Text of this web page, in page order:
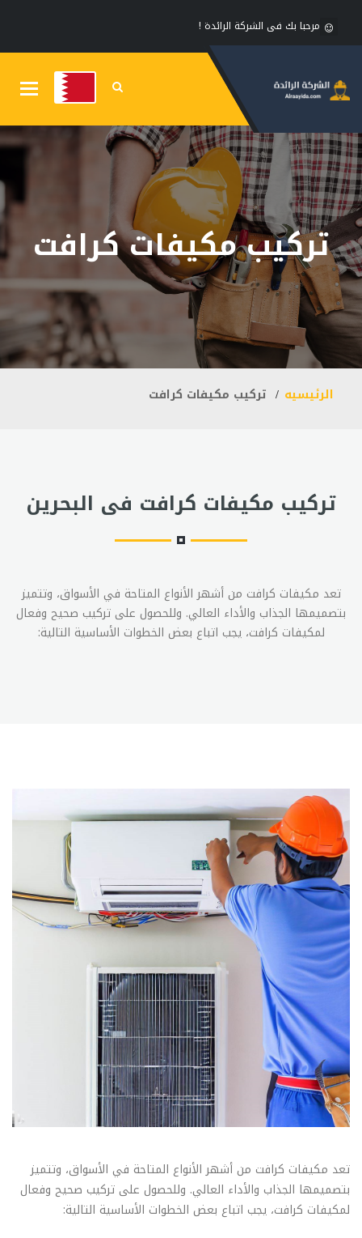
مرحبا بك فى الشركة الرائدة !
تركيب مكيفات كرافت
الرئيسيه تركيب مكيفات كرافت
تركيب مكيفات كرافت فى البحرين
تعد مكيفات كرافت من أشهر الأنواع المتاحة في الأسواق، وتتميز
بتصميمها الجذاب والأداء العالي. وللحصول على تركيب صحيح وفعال
لمكيفات كرافت، يجب اتباع بعض الخطوات الأساسية التالية:
تعد مكيفات كرافت من أشهر الأنواع المتاحة في الأسواق، وتتميز
بتصميمها الجذاب والأداء العالي. وللحصول على تركيب صحيح وفعال
لمكيفات كرافت، يجب اتباع بعض الخطوات الأساسية التالية: